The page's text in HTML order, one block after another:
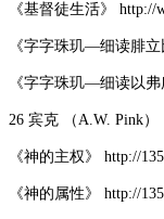
《基督徒生活》 http://
《字字珠玑—细读腓
《字字珠玑—细读以
26 宾克 （A.W. Pink）
《神的主权》 http://
《神的属性》 http://